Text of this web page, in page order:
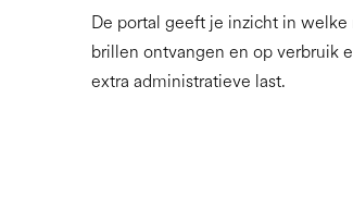
De portal geeft je inzicht in
brillen ontvangen en op verbruik
extra administratieve last.